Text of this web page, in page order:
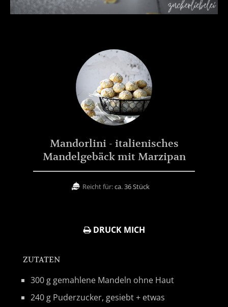
Mandorlini - italienisches
Mandelgebäck mit Marzipan
Reicht für:ca. 36 Stück
DRUCK MICH
ZUTATEN
300 g gemahlene Mandeln ohne Haut
240 g Puderzucker, gesiebt + etwas